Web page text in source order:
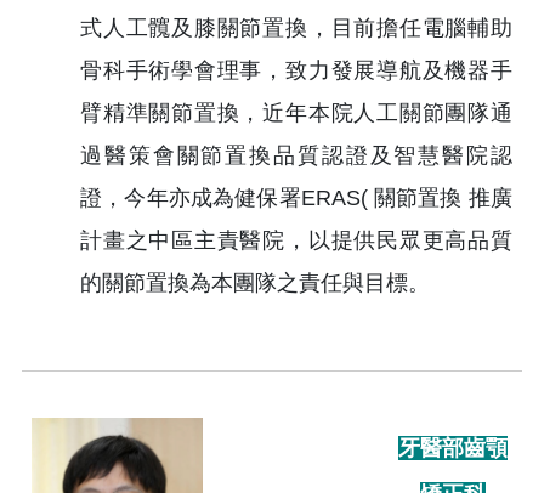
式人工髖及膝關節置換，目前擔任電腦輔助
骨科手術學會理事，致力發展導航及機器手
臂精準關節置換，近年本院人工關節團隊通
過醫策會關節置換品質認證及智慧醫院認
證，今年亦成為健保署ERAS( 關節置換 推廣
計畫之中區主責醫院，以提供民眾更高品質
的關節置換為本團隊之責任與目標。
牙醫部齒顎